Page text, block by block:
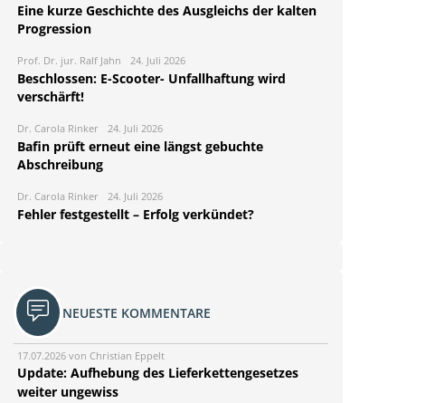
Eine kurze Geschichte des Ausgleichs der kalten
Progression
Prof. Dr. jur. Ralf Jahn 24. Juli 2026
Beschlossen: E-Scooter- Unfallhaftung wird
verschärft!
Dr. Carola Rinker 24. Juli 2026
Bafin prüft erneut eine längst gebuchte
Abschreibung
Dr. Carola Rinker 24. Juli 2026
Fehler festgestellt – Erfolg verkündet?
NEUESTE KOMMENTARE
17.07.2026 von Christian Eppelt
Update: Aufhebung des Lieferkettengesetzes
weiter ungewiss